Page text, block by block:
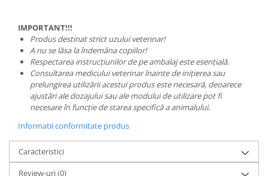
IMPORTANT!!!
Produs destinat strict uzului veterinar!
A nu se lăsa la îndemâna copiilor!
Respectarea instrucțiunilor de pe ambalaj este esențială.
Consultarea medicului veterinar înainte de inițierea sau
prelungirea utilizării acestui produs este necesară, deoarece
ajustări ale dozajului sau ale modului de utilizare pot fi
necesare în funcție de starea specifică a animalului.
Informatii conformitate produs
Caracteristici
Review-uri(0)